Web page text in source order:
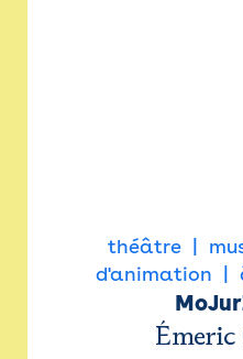
théâtre
d'animation
Émeric